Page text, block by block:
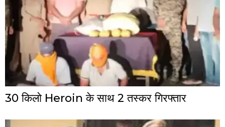
30 किलो Heroin के साथ 2 तस्कर गिरफ्तार